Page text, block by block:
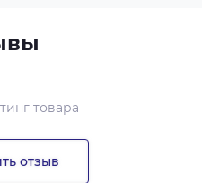
товара
отзыв